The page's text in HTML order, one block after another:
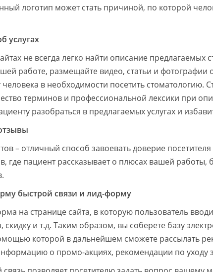
логотип может стать причиной, по которой
услугах
не всегда легко найти описание предлагаемых
работе, размещайте видео, статьи и фотографии
в необходимости посетить стоматологию.
терминов и профессиональной лексики при
разобраться в предлагаемых услугах и
– отличный способ завоевать доверие посетителя
где пациент рассказывает о плюсах вашей работы,
быстрой связи и лид-форму
на странице сайта, в которую пользователь
скидку и т.д. Таким образом, вы соберете базу
которой в дальнейшем сможете рассылать
о промо-акциях, рекомендации по уходу